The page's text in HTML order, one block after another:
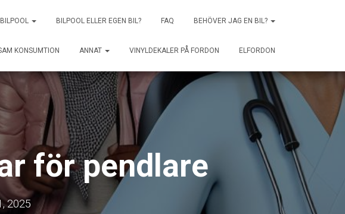
BILPOOL ELLER EGEN BIL? FAQ BEHÖVER JAG EN BIL?
KONSUMTION ANNAT VINYLDEKALER PÅ FORDON ELFORDON
för pendlare
2025